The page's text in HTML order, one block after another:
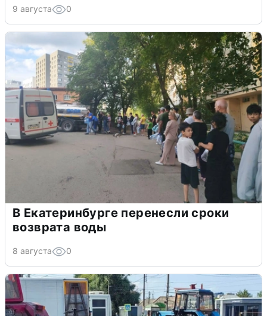
9 августа 0
В Екатеринбурге перенесли сроки
возврата воды
8 августа 0